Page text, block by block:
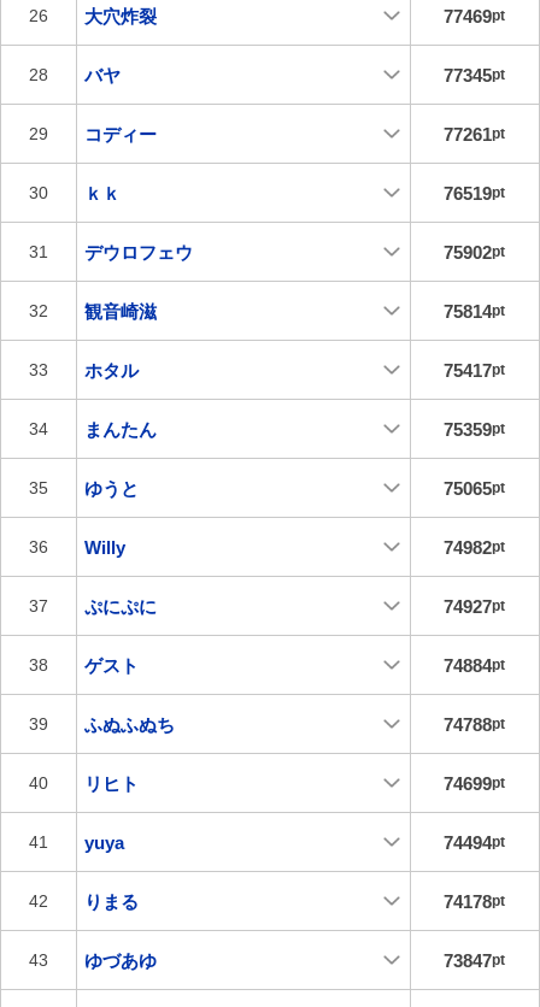
26 大穴炸裂 77469pt
28 バヤ 77345pt
29 コディー 77261pt
30 ｋｋ 76519pt
31 デウロフェウ 75902pt
32 観音崎滋 75814pt
33 ホタル 75417pt
34 まんたん 75359pt
35 ゆうと 75065pt
36 Willy 74982pt
37 ぷにぷに 74927pt
38 ゲスト 74884pt
39 ふぬふぬち 74788pt
40 リヒト 74699pt
41 yuya 74494pt
42 りまる 74178pt
43 ゆづあゆ 73847pt